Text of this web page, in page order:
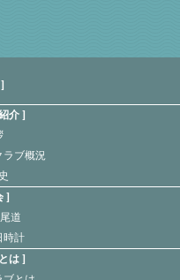
介
ラブ概況
道
時計
は